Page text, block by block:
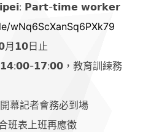
𝗣𝗮𝗿𝘁-𝘁𝗶𝗺𝗲 𝘄𝗼𝗿𝗸𝗲𝗿
wNq6ScXanSq6PXk79
月𝟭𝟬日止
𝟭𝟳:𝟬𝟬，教育訓練務
幕記者會務必到場
班表上班再應徵